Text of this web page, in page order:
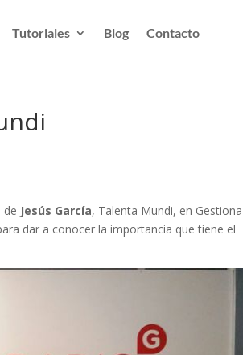
Tutoriales Blog Contacto
de Jesús García, Talenta Mundi, en Gestiona
dar a conocer la importancia que tiene el